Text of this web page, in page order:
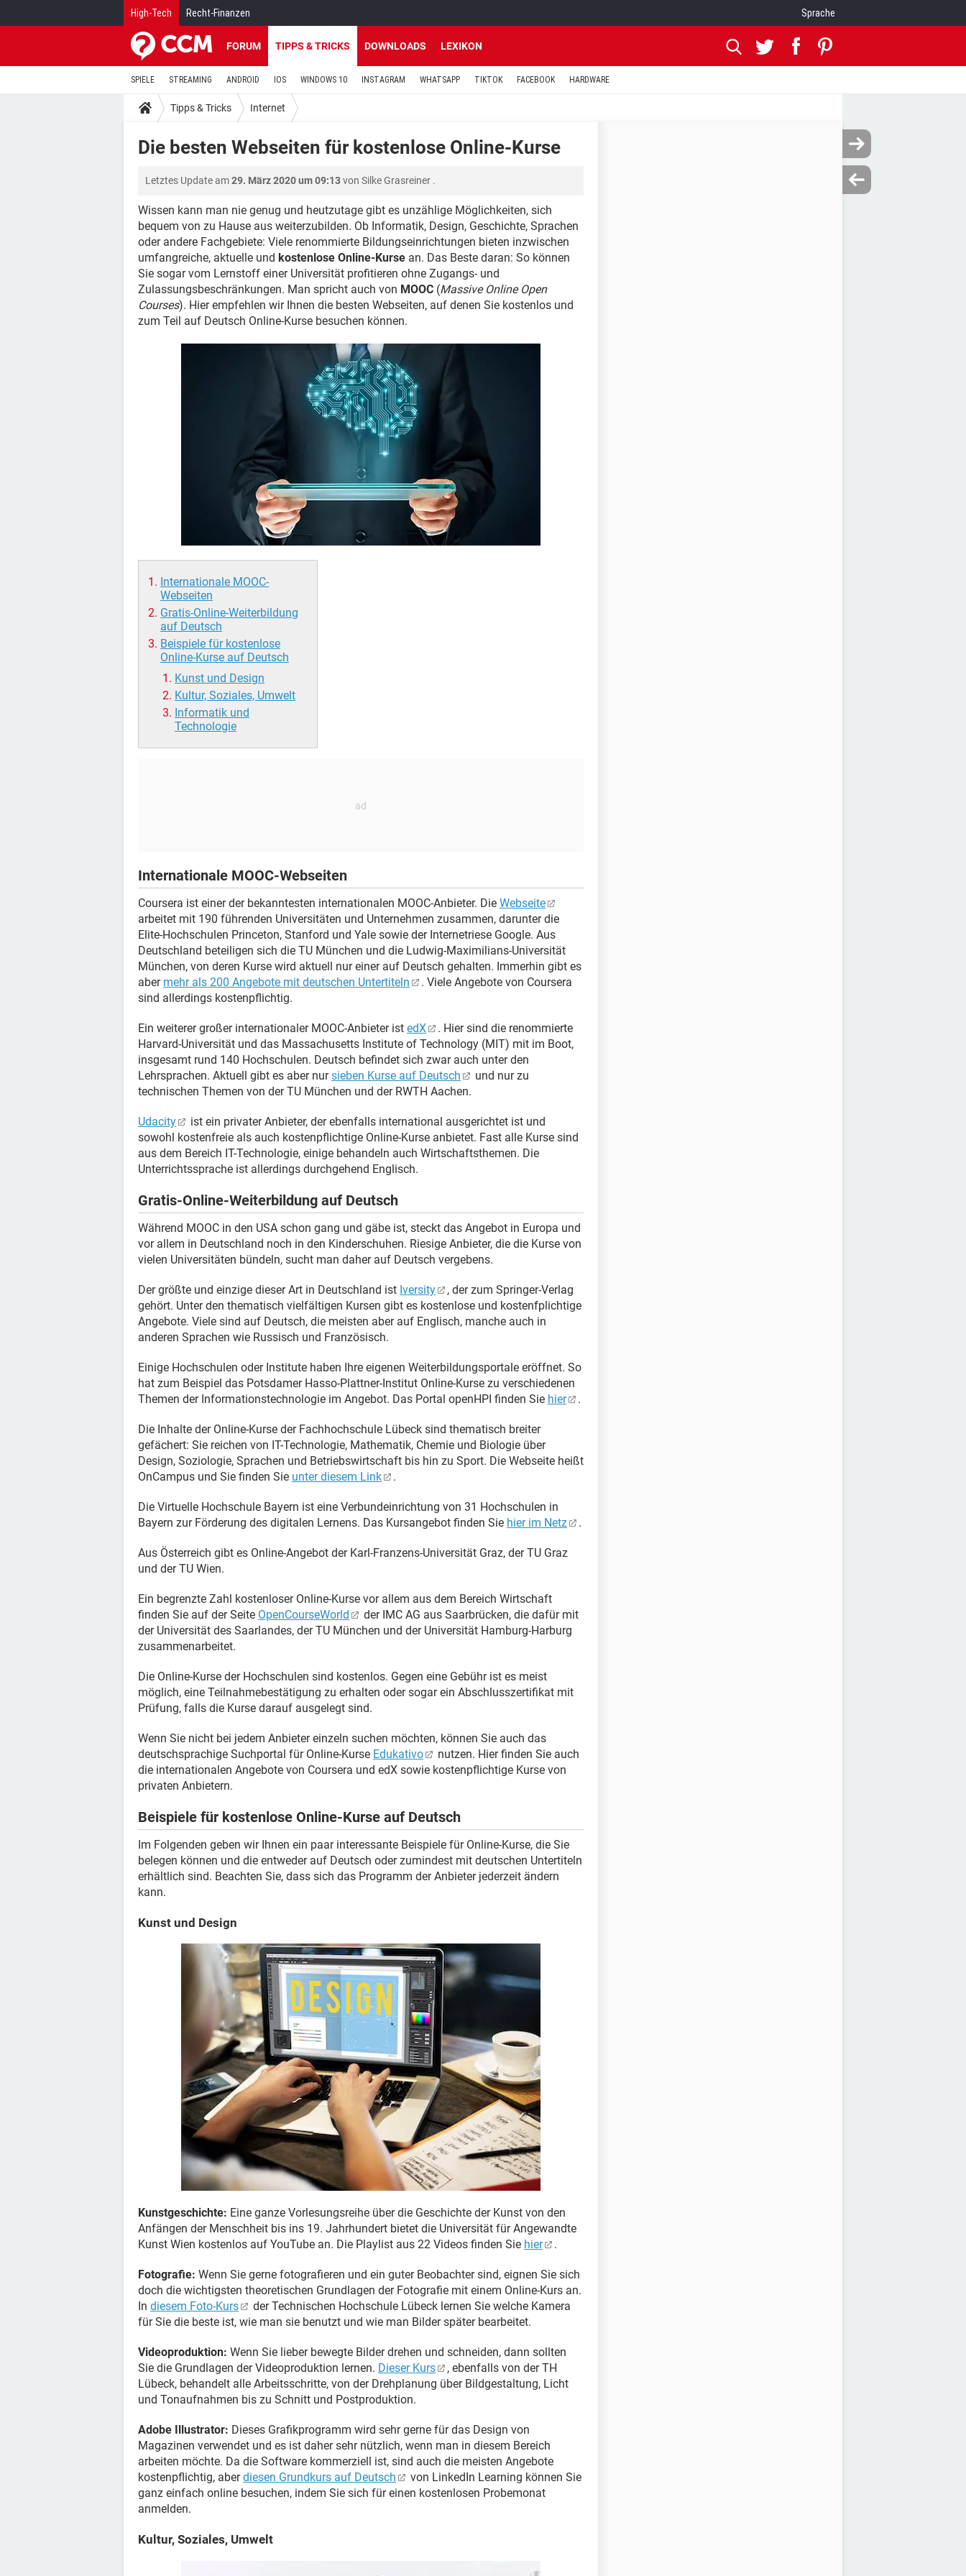
High-Tech Recht-Finanzen Sprache
FORUM TIPPS & TRICKS DOWNLOADS LEXIKON
SPIELE STREAMING ANDROID IOS WINDOWS 10 INSTAGRAM WHATSAPP TIKTOK FACEBOOK HARDWARE
Tipps & Tricks Internet
Die besten Webseiten für kostenlose Online-Kurse
Letztes Update am29. März 2020 um 09:13von Silke Grasreiner .
Wissen kann man nie genug und heutzutage gibt es unzählige Möglichkeiten, sich
bequem von zu Hause aus weiterzubilden. Ob Informatik, Design, Geschichte, Sprachen
oder andere Fachgebiete: Viele renommierte Bildungseinrichtungen bieten inzwischen
umfangreiche, aktuelle und kostenlose Online-Kurse an. Das Beste daran: So können
Sie sogar vom Lernstoff einer Universität profitieren ohne Zugangs- und
Zulassungsbeschränkungen. Man spricht auch von MOOC (Massive Online Open
Courses). Hier empfehlen wir Ihnen die besten Webseiten, auf denen Sie kostenlos und
zum Teil auf Deutsch Online-Kurse besuchen können.
Internationale MOOC-
Webseiten
Gratis-Online-Weiterbildung
auf Deutsch
Beispiele für kostenlose
Online-Kurse auf Deutsch
Kunst und Design
Kultur, Soziales, Umwelt
Informatik und
Technologie
Internationale MOOC-Webseiten
Coursera ist einer der bekanntesten internationalen MOOC-Anbieter. Die Webseite
arbeitet mit 190 führenden Universitäten und Unternehmen zusammen, darunter die
Elite-Hochschulen Princeton, Stanford und Yale sowie der Internetriese Google. Aus
Deutschland beteiligen sich die TU München und die Ludwig-Maximilians-Universität
München, von deren Kurse wird aktuell nur einer auf Deutsch gehalten. Immerhin gibt es
aber mehr als 200 Angebote mit deutschen Untertiteln
. Viele Angebote von Coursera
sind allerdings kostenpflichtig.
Ein weiterer großer internationaler MOOC-Anbieter ist edX
. Hier sind die renommierte
Harvard-Universität und das Massachusetts Institute of Technology (MIT) mit im Boot,
insgesamt rund 140 Hochschulen. Deutsch befindet sich zwar auch unter den
Lehrsprachen. Aktuell gibt es aber nursieben Kurse auf Deutsch
und nur zu
technischen Themen von der TU München und der RWTH Aachen.
Udacity
ist ein privater Anbieter, der ebenfalls international ausgerichtet ist und
sowohl kostenfreie als auch kostenpflichtige Online-Kurse anbietet. Fast alle Kurse sind
aus dem Bereich IT-Technologie, einige behandeln auch Wirtschaftsthemen. Die
Unterrichtssprache ist allerdings durchgehend Englisch.
Gratis-Online-Weiterbildung auf Deutsch
Während MOOC in den USA schon gang und gäbe ist, steckt das Angebot in Europa und
vor allem in Deutschland noch in den Kinderschuhen. Riesige Anbieter, die die Kurse von
vielen Universitäten bündeln, sucht man daher auf Deutsch vergebens.
Der größte und einzige dieser Art in Deutschland ist Iversity
, der zum Springer-Verlag
gehört. Unter den thematisch vielfältigen Kursen gibt es kostenlose und kostenfplichtige
Angebote. Viele sind auf Deutsch, die meisten aber auf Englisch, manche auch in
anderen Sprachen wie Russisch und Französisch.
Einige Hochschulen oder Institute haben Ihre eigenen Weiterbildungsportale eröffnet. So
hat zum Beispiel das Potsdamer Hasso-Plattner-Institut Online-Kurse zu verschiedenen
Themen der Informationstechnologie im Angebot. Das Portal openHPI finden Sie hier .
Die Inhalte der Online-Kurse der Fachhochschule Lübeck sind thematisch breiter
gefächert: Sie reichen von IT-Technologie, Mathematik, Chemie und Biologie über
Design, Soziologie, Sprachen und Betriebswirtschaft bis hin zu Sport. Die Webseite heißt
OnCampus und Sie finden Sie unter diesem Link .
Die Virtuelle Hochschule Bayern ist eine Verbundeinrichtung von 31 Hochschulen in
Bayern zur Förderung des digitalen Lernens. Das Kursangebot finden Sie hier im Netz .
Aus Österreich gibt es Online-Angebot der Karl-Franzens-Universität Graz, der TU Graz
und der TU Wien.
Ein begrenzte Zahl kostenloser Online-Kurse vor allem aus dem Bereich Wirtschaft
finden Sie auf der Seite OpenCourseWorld
der IMC AG aus Saarbrücken, die dafür mit
der Universität des Saarlandes, der TU München und der Universität Hamburg-Harburg
zusammenarbeitet.
Die Online-Kurse der Hochschulen sind kostenlos. Gegen eine Gebühr ist es meist
möglich, eine Teilnahmebestätigung zu erhalten oder sogar ein Abschlusszertifikat mit
Prüfung, falls die Kurse darauf ausgelegt sind.
Wenn Sie nicht bei jedem Anbieter einzeln suchen möchten, können Sie auch das
deutschsprachige Suchportal für Online-Kurse Edukativo
nutzen. Hier finden Sie auch
die internationalen Angebote von Coursera und edX sowie kostenpflichtige Kurse von
privaten Anbietern.
Beispiele für kostenlose Online-Kurse auf Deutsch
Im Folgenden geben wir Ihnen ein paar interessante Beispiele für Online-Kurse, die Sie
belegen können und die entweder auf Deutsch oder zumindest mit deutschen Untertiteln
erhältlich sind. Beachten Sie, dass sich das Programm der Anbieter jederzeit ändern
kann.
Kunst und Design
Kunstgeschichte: Eine ganze Vorlesungsreihe über die Geschichte der Kunst von den
Anfängen der Menschheit bis ins 19. Jahrhundert bietet die Universität für Angewandte
Kunst Wien kostenlos auf YouTube an. Die Playlist aus 22 Videos finden Sie hier .
Fotografie: Wenn Sie gerne fotografieren und ein guter Beobachter sind, eignen Sie sich
doch die wichtigsten theoretischen Grundlagen der Fotografie mit einem Online-Kurs an.
In diesem Foto-Kurs
der Technischen Hochschule Lübeck lernen Sie welche Kamera
für Sie die beste ist, wie man sie benutzt und wie man Bilder später bearbeitet.
Videoproduktion: Wenn Sie lieber bewegte Bilder drehen und schneiden, dann sollten
Sie die Grundlagen der Videoproduktion lernen. Dieser Kurs
, ebenfalls von der TH
Lübeck, behandelt alle Arbeitsschritte, von der Drehplanung über Bildgestaltung, Licht
und Tonaufnahmen bis zu Schnitt und Postproduktion.
Adobe Illustrator: Dieses Grafikprogramm wird sehr gerne für das Design von
Magazinen verwendet und es ist daher sehr nützlich, wenn man in diesem Bereich
arbeiten möchte. Da die Software kommerziell ist, sind auch die meisten Angebote
kostenpflichtig, aberdiesen Grundkurs auf Deutsch
von LinkedIn Learning können Sie
ganz einfach online besuchen, indem Sie sich für einen kostenlosen Probemonat
anmelden.
Kultur, Soziales, Umwelt